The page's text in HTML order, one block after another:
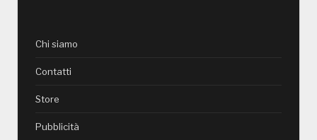
Chi siamo
Contatti
Store
Pubblicità